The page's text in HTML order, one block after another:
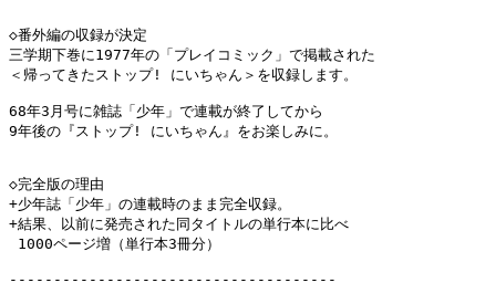
◇番外編の収録が決定
三学期下巻に1977年の「プレイコミック」で掲載された
＜帰ってきたストップ! にいちゃん＞を収録します。
68年3月号に雑誌「少年」で連載が終了してから
9年後の『ストップ! にいちゃん』をお楽しみに。
◇完全版の理由
+少年誌「少年」の連載時のまま完全収録。
+結果、以前に発売された同タイトルの単行本に比べ
1000ページ増（単行本3冊分）
-------------------------------------